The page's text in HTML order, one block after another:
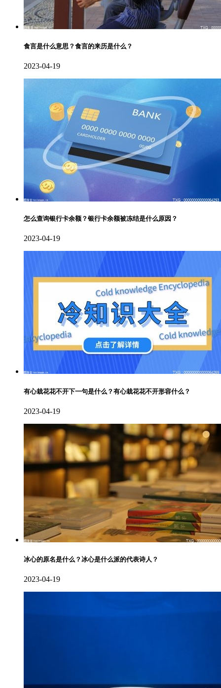
食言是什么意思？食言的来历是什么？
2023-04-19
怎么查询银行卡余额？银行卡余额被冻结是什么原因？
2023-04-19
有心栽花花不开下一句是什么？有心栽花花不开形容什么？
2023-04-19
冰心的原名是什么？冰心是什么派的代表诗人？
2023-04-19